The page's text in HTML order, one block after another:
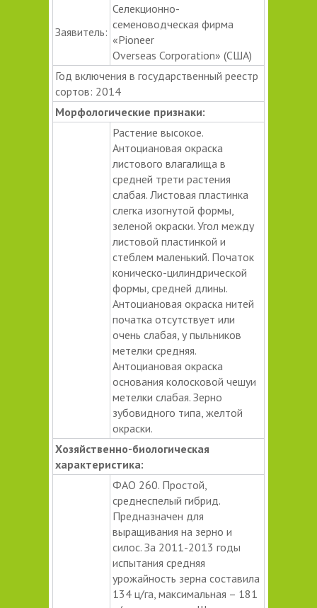
Заявитель:
Селекционно-
семеноводческая фирма
«Pioneer
Overseas Corporation» (США)
Год включения в государственный реестр
сортов: 2014
Морфологические признаки:
Растение высокое.
Антоциановая окраска
листового влагалища в
средней трети растения
слабая. Листовая пластинка
слегка изогнутой формы,
зеленой окраски. Угол между
листовой пластинкой и
стеблем маленький. Початок
коническо-цилиндрической
формы, средней длины.
Антоциановая окраска нитей
початка отсутствует или
очень слабая, у пыльников
метелки средняя.
Антоциановая окраска
основания колосковой чешуи
метелки слабая. Зерно
зубовидного типа, желтой
окраски.
Хозяйственно-биологическая
характеристика:
ФАО 260. Простой,
среднеспелый гибрид.
Предназначен для
выращивания на зерно и
силос. За 2011-2013 годы
испытания средняя
урожайность зерна составила
134 ц/га, максимальная – 181